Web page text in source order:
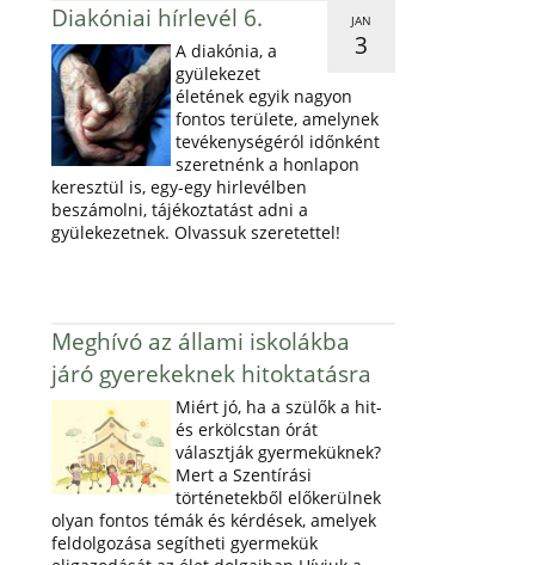
JAN
3
Diakóniai hírlevél 6.
A diakónia, a
gyülekezet
életének egyik nagyon
fontos területe, amelynek
tevékenységéról időnként
szeretnénk a honlapon
keresztül is, egy-egy hirlevélben
beszámolni, tájékoztatást adni a
gyülekezetnek. Olvassuk szeretettel!
Meghívó az állami iskolákba
járó gyerekeknek hitoktatásra
Miért jó, ha a szülők a hit-
és erkölcstan órát
választják gyermeküknek?
Mert a Szentírási
történetekből előkerülnek
olyan fontos témák és kérdések, amelyek
feldolgozása segítheti gyermekük